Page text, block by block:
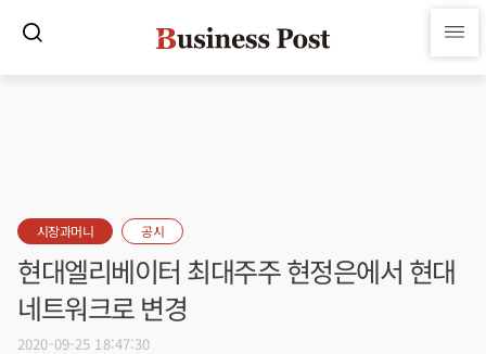
시장과머니 공시
현대엘리베이터 최대주주 현정은에서 현대
네트워크로 변경
2020-09-25 18:47:30